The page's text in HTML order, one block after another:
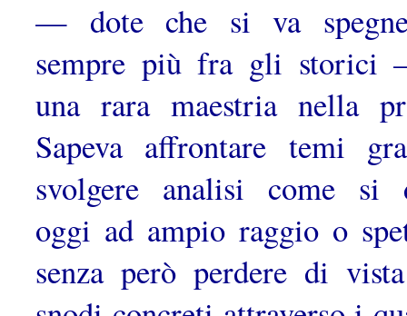
— dote che si va
sempre più fra gli storici
una rara maestria nella
Sapeva affrontare temi
svolgere analisi come si
oggi ad ampio raggio o
senza però perdere di